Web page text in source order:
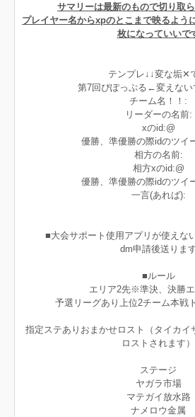
サマリーは最新のもので切り取
プレイヤー名からxpのとこまで映るよう
枚になっていいで
テンプレ↓↓変な垢‪✕‬
第7回ぴぽっぷる←変えない
チーム名！！:
リーダーの名前:
xのid:@
優勝、準優勝の際idのツイ
相方の名前:
相方xのid:@
優勝、準優勝の際idのツイ
一言(あれば):
■大会サポート使用アプリが使えな
dm申請後送りま
■ルール
エリア2先※準決、決勝
予選リーグあり上位2チーム本戦
指定ステありおまかせロスト（タイカイ
ロストされます）
ステージ
ヤガラ市場
マテガイ放水路
ナメロウ金属